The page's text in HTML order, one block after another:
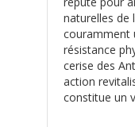
naturelles de
couramment
résistance
cerise des
action
constitue un